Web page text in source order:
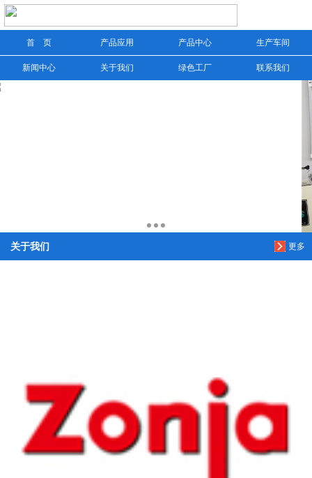
首 页 产品应用 产品中心 生产车间
新闻中心 关于我们 绿色工厂 联系我们
更多
关于我们
信息搜索
搜索